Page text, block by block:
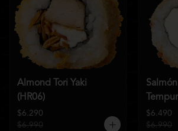
Almond Tori Yaki
(HR06)
$6.290
$6.990
(HR04)
$6.490
$6.990